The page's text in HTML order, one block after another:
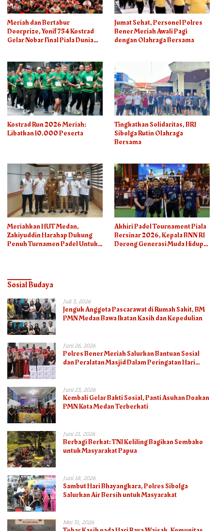
Meriah dan Bertabur
Doorprize, Yonif 754 Kostrad
Gelar Nobar Final Piala Dunia
Jumat Sehat, Personel Polres
Bener Meriah Awali Pagi
dengan Olahraga Bersama
Kostrad Run 2026 Meriah:
Libatkan 10.000 Peserta
Tingkatkan Solidaritas, BRI
Sibolga Rutin Olahraga
Bersama
Meriahkan HUT Medan,
Zakiyuddin Harahap Dukung
Penuh Turnamen Padel Untuk
Akhiri Padel Tournament Piala
Bersinar 2026, Kepala BNN RI
Dorong Generasi Muda Hidup
Sosial Budaya
Juli 3, 2026
Jenguk Anggota Pascarawat di Rumah Sakit, BM
PMN Medan Bawa Ikatan Kasih dan Kepedulian
Juni 26, 2026
Polres Bener Meriah Salurkan Bantuan Sosial
dan Peralatan Masjid Dalam Peringatan Hari
Juni 23, 2026
Kembali Gelar Bakti Sosial, Panti Asuhan Doakan
PMN Kota Medan Terberkati
Juni 21, 2026
Berbagi Berkat: TNI Keliling Bagikan Sembako
untuk Masyarakat Papua
Juni 18, 2026
Sambut Hari Bhayangkara, Polres Sibolga
Salurkan Air Bersih untuk Masyarakat
Mei 31, 2026